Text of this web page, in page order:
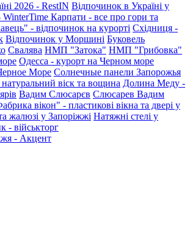
2026 - RestIN Відпочинок в Україні у
WinterTime Карпати - все про гори та
- відпочинок на курорті Східниця -
Відпочинок у Моршині Буковель
Свалява НМП "Затока" НМП "Грибовка"
Одесса - курорт на Черном море
Море Солнечные панели Запорожья
віск та вощина Долина Меду -
Вадим Слюсарєв Слюсарев Вадим
вікон" - пластикові вікна та двері у
жалюзі у Запоріжжі Натяжні стелі у
- військторг